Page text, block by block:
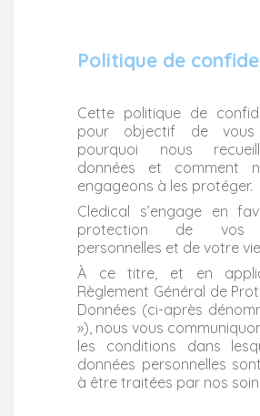
Politique de
Cette politique de
pour objectif de vous
pourquoi nous
données et comment
engageons à les protéger.
Cledical s’engage en
protection de vos
personnelles et de votre
À ce titre, et en
Règlement Général de
Données (ci-après
»), nous vous
les conditions dans
données personnelles
à être traitées par nos